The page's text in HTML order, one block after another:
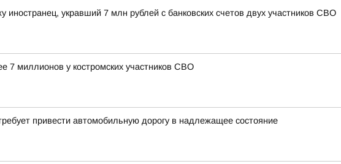
иностранец, укравший 7 млн рублей с банковских счетов двух участников СВО
7 миллионов у костромских участников СВО
привести автомобильную дорогу в надлежащее состояние